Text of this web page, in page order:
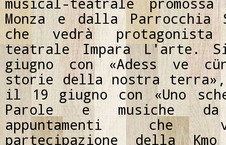
Monza e dalla Parrocchia
che vedrà protagonista
teatrale Impara
giugno con «Adess ve
storie della nostra terra»,
il 19 giugno con «Uno
Parole e musiche
appuntamenti che
partecipazione della